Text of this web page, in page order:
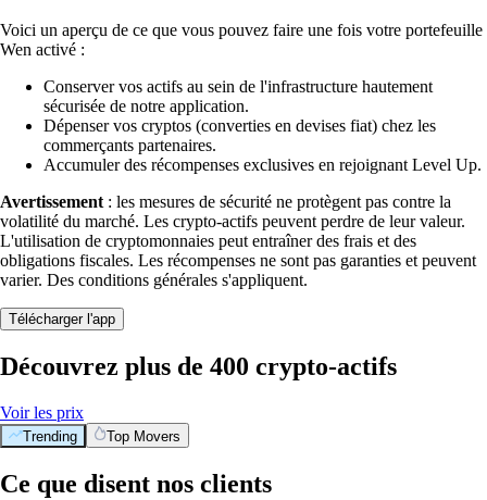
Voici un aperçu de ce que vous pouvez faire une fois votre portefeuille
Wen activé :
Conserver vos actifs au sein de l'infrastructure hautement
sécurisée de notre application.
Dépenser vos cryptos (converties en devises fiat) chez les
commerçants partenaires.
Accumuler des récompenses exclusives en rejoignant Level Up.
Avertissement : les mesures de sécurité ne protègent pas contre la
volatilité du marché. Les crypto-actifs peuvent perdre de leur valeur.
L'utilisation de cryptomonnaies peut entraîner des frais et des
obligations fiscales. Les récompenses ne sont pas garanties et peuvent
varier. Des conditions générales s'appliquent.
Télécharger l'app
Découvrez plus de 400 crypto-actifs
Voir les prix
Trending Top Movers
Ce que disent nos clients